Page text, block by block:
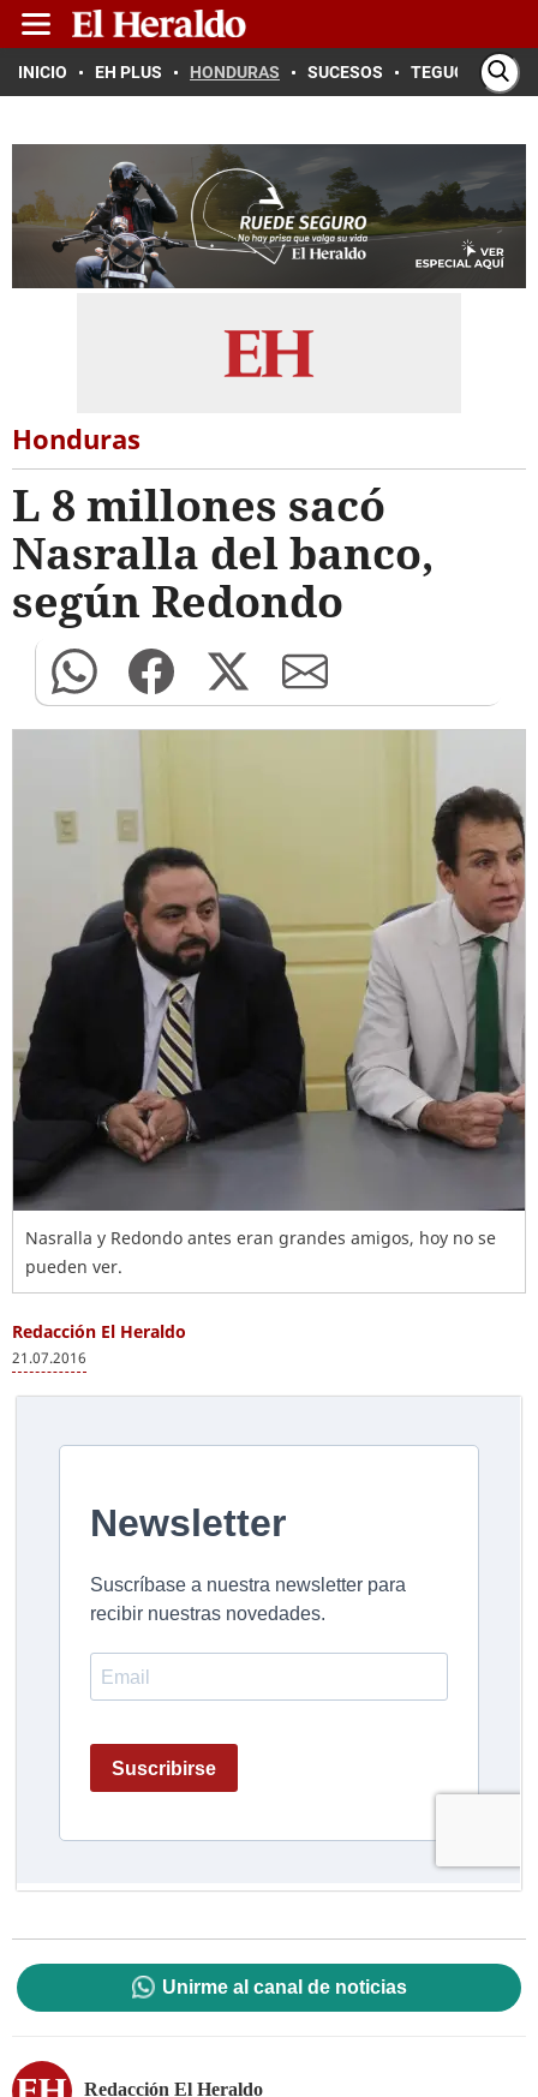
INICIO EH PLUS HONDURAS SUCESOS TEGUCIGALPA
Honduras
L 8 millones sacó
Nasralla del banco,
según Redondo
Nasralla y Redondo antes eran grandes amigos, hoy no se
pueden ver.
Redacción El Heraldo
21.07.2016
Unirme al canal de noticias
Redacción El Heraldo